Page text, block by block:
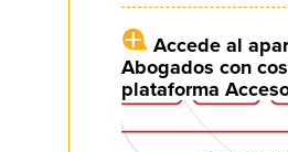
Accede al
Abogados con
plataforma